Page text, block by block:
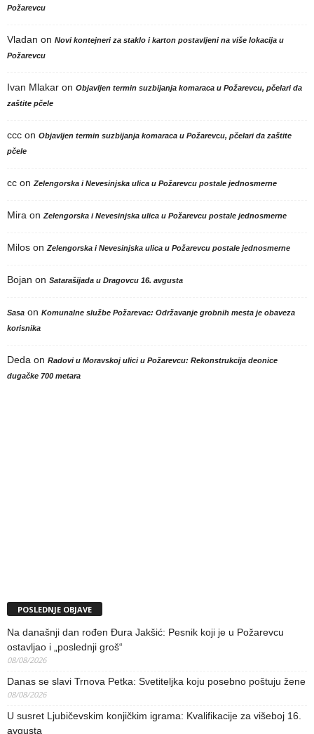
Požarevcu
Vladan on Novi kontejneri za staklo i karton postavljeni na više lokacija u
Požarevcu
Ivan Mlakar on Objavljen termin suzbijanja komaraca u Požarevcu, pčelari da
zaštite pčele
ccc on Objavljen termin suzbijanja komaraca u Požarevcu, pčelari da zaštite
pčele
cc on Zelengorska i Nevesinjska ulica u Požarevcu postale jednosmerne
Mira on Zelengorska i Nevesinjska ulica u Požarevcu postale jednosmerne
Milos on Zelengorska i Nevesinjska ulica u Požarevcu postale jednosmerne
Bojan on Satarašijada u Dragovcu 16. avgusta
Sasa on Komunalne službe Požarevac: Održavanje grobnih mesta je obaveza
korisnika
Deda on Radovi u Moravskoj ulici u Požarevcu: Rekonstrukcija deonice
dugačke 700 metara
POSLEDNJE OBJAVE
Na današnji dan rođen Đura Jakšić: Pesnik koji je u Požarevcu
ostavljao i „poslednji groš“
08/08/2026
Danas se slavi Trnova Petka: Svetiteljka koju posebno poštuju žene
08/08/2026
U susret Ljubičevskim konjičkim igrama: Kvalifikacije za višeboj 16.
avgusta